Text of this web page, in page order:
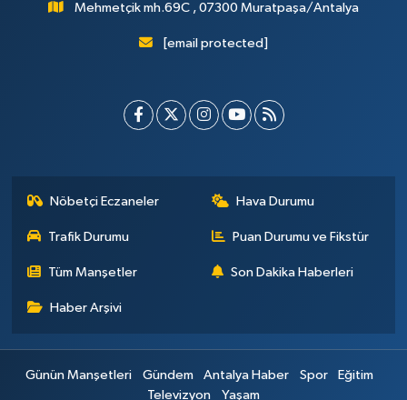
Mehmetçik mh.69C , 07300 Muratpaşa/Antalya
[email protected]
Nöbetçi Eczaneler Hava Durumu
Trafik Durumu Puan Durumu ve Fikstür
Tüm Manşetler Son Dakika Haberleri
Haber Arşivi
Günün Manşetleri Gündem Antalya Haber Spor
Eğitim
Televizyon
Yaşam